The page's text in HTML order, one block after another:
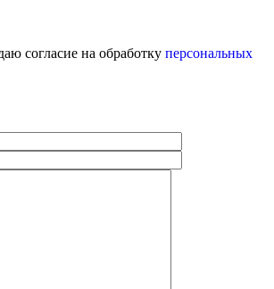
согласие на обработку персональных